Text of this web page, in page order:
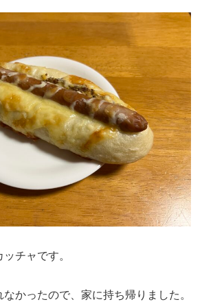
チャです。
かったので、家に持ち帰りました。